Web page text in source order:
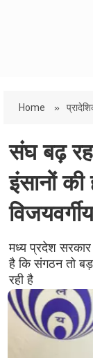
Home »
संघ बढ़
इंसानों
विजयवर्गीय
मध्य प्रदेश
है कि संगठन तो
रही है